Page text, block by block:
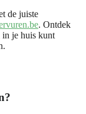
de juiste
. Ontdek
in je huis kunt